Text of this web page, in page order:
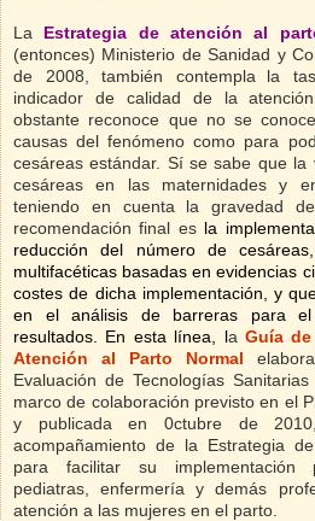
La Estrategia de atención al
(entonces) Ministerio de Sanidad y
de 2008, también contempla
la
indicador de calidad de la
obstante reconoce que no se
causas del fenómeno como para
cesáreas estándar. Sí se sabe que
cesáreas en las maternidades y
teniendo en cuenta la gravedad
recomendación final es la
reducción del número de
multifacéticas basadas en evidencias
costes de dicha implementación, y
en el análisis de barreras para
resultados. En esta línea, laGuía
Atención al Parto Normal
Evaluación de Tecnologías
marco de colaboración previsto en el
y publicada en 0ctubre de
acompañamiento de la Estrategia
para facilitar su implementación
pediatras, enfermería y demás
atención a las mujeres en el parto.